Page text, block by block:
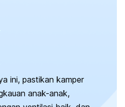
ini, pastikan kamper
anak-anak,